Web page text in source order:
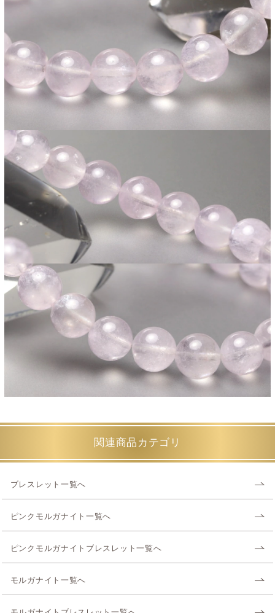
関連商品カテゴリ
ブレスレット一覧へ
ピンクモルガナイト一覧へ
ピンクモルガナイトブレスレット一覧へ
モルガナイト一覧へ